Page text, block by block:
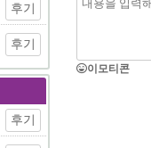
후기
후기
후기
이모티콘